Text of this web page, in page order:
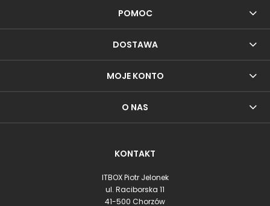
POMOC
DOSTAWA
MOJE KONTO
O NAS
KONTAKT
ITBOX Piotr Jelonek
ul. Raciborska 11
41-500 Chorzów